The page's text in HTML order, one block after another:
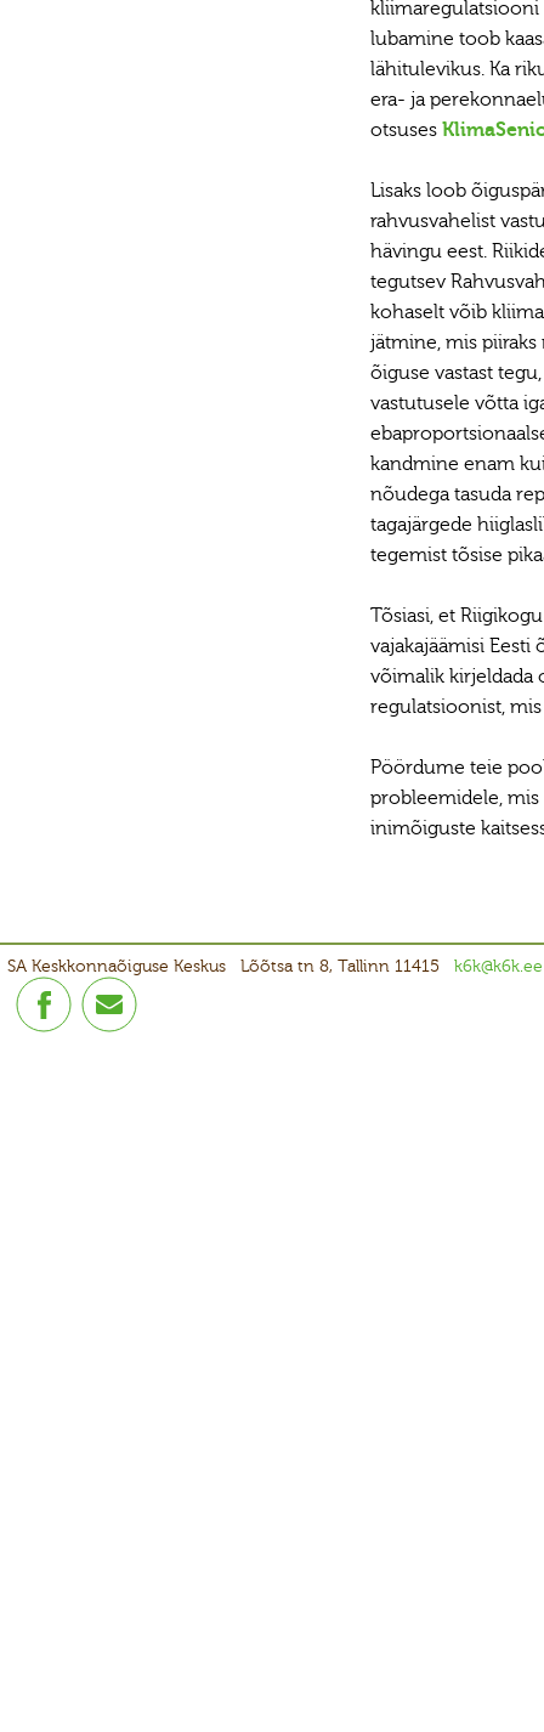
lubamine toob
lähitulevikus. Ka
era- ja
otsuses
Lisaks loob
rahvusvahelist
hävingu eest.
tegutsev
kohaselt võib
jätmine, mis
õiguse vastast
vastutusele võtta
kandmine enam
nõudega tasuda
tagajärgede
tegemist tõsise
Tõsiasi, et
vajakajäämisi Eesti
võimalik kirjeldada
regulatsioonist,
Pöördume teie
probleemidele, mis
inimõiguste
SA Keskkonnaõiguse Keskus Lõõtsa tn 8, Tallinn 11415 k6k@k6k.ee